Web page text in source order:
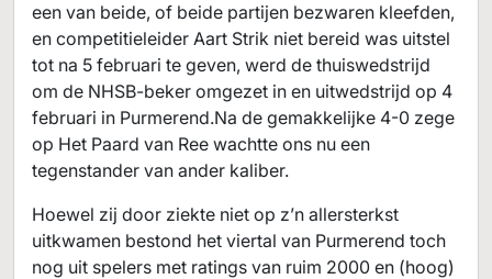
een van beide, of beide partijen bezwaren kleefden,
en competitieleider Aart Strik niet bereid was uitstel
tot na 5 februari te geven, werd de thuiswedstrijd
om de NHSB-beker omgezet in en uitwedstrijd op 4
februari in Purmerend.Na de gemakkelijke 4-0 zege
op Het Paard van Ree wachtte ons nu een
tegenstander van ander kaliber.
Hoewel zij door ziekte niet op z’n allersterkst
uitkwamen bestond het viertal van Purmerend toch
nog uit spelers met ratings van ruim 2000 en (hoog)